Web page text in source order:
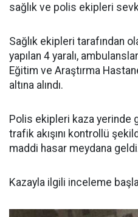
sağlık ve polis ekipleri
Sağlık ekipleri tarafından
yapılan 4 yaralı,
Eğitim ve Araştırma
altına alındı.
Polis ekipleri kaza yerinde
trafik akışını kontrollü
maddi hasar meydana
Kazayla ilgili inceleme